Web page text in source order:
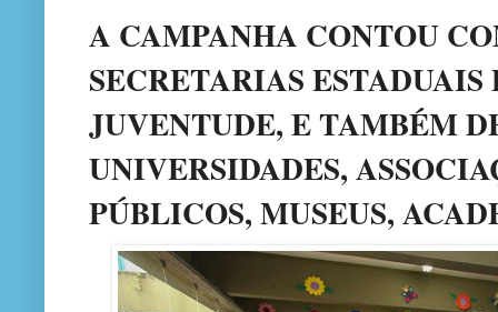
A CAMPANHA CONTOU
SECRETARIAS
JUVENTUDE, E TAMBÉM
UNIVERSIDADES,
PÚBLICOS, MUSEUS,